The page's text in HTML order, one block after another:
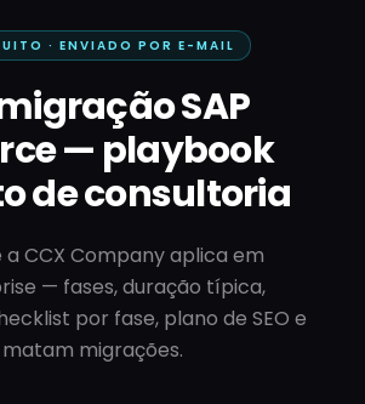
· ENVIADO POR E-MAIL
SAP
— playbook
de consultoria
a CCX Company aplica em
— fases, duração típica,
por fase, plano de SEO e
migrações.